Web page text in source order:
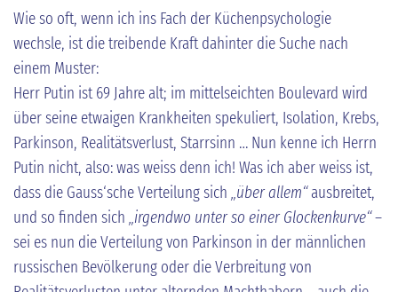
Wie so oft, wenn ich ins Fach der Küchenpsychologie
wechsle, ist die treibende Kraft dahinter die Suche nach
einem Muster:
Herr Putin ist 69 Jahre alt; im mittelseichten Boulevard wird
über seine etwaigen Krankheiten spekuliert, Isolation, Krebs,
Parkinson, Realitätsverlust, Starrsinn … Nun kenne ich Herrn
Putin nicht, also: was weiss denn ich! Was ich aber weiss ist,
dass die Gauss‘sche Verteilung sich „über allem“ausbreitet,
und so finden sich „irgendwo unter so einer Glockenkurve“–
sei es nun die Verteilung von Parkinson in der männlichen
russischen Bevölkerung oder die Verbreitung von